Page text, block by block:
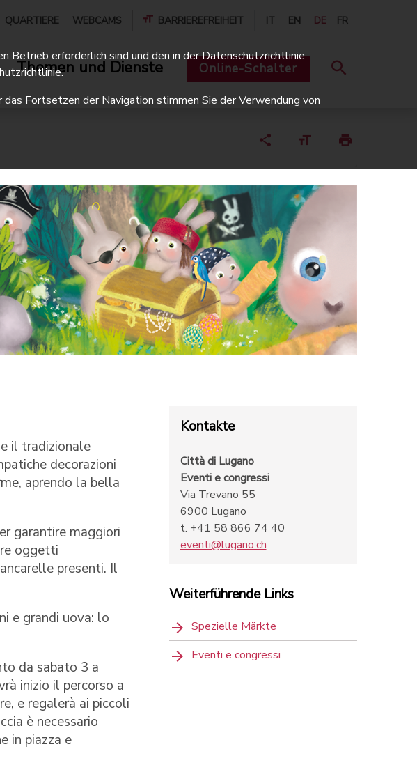
QUARTIERE WEBCAMS BARRIEREFREIHEIT IT EN DE FR
Themen und Dienste Online-Schalter
il tradizionale
decorazioni
aprendo la bella
garantire maggiori
oggetti
presenti. Il
e grandi uova: lo
da sabato 3 a
inizio il percorso a
e regalerà ai piccoli
è necessario
in piazza e
Kontakte
Città di Lugano
Eventi e congressi
Via Trevano 55
6900 Lugano
t. +41 58 866 74 40
eventi@lugano.ch
Weiterführende Links
Spezielle Märkte
Eventi e congressi
Betrieb erforderlich sind und den in der Datenschutzrichtlinie
.
Fortsetzen der Navigation stimmen Sie der Verwendung von